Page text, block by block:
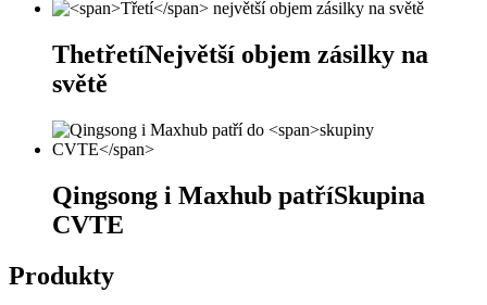
ThetřetíNejvětší objem zásilky na
světě
Qingsong i Maxhub patříSkupina
CVTE
Produkty